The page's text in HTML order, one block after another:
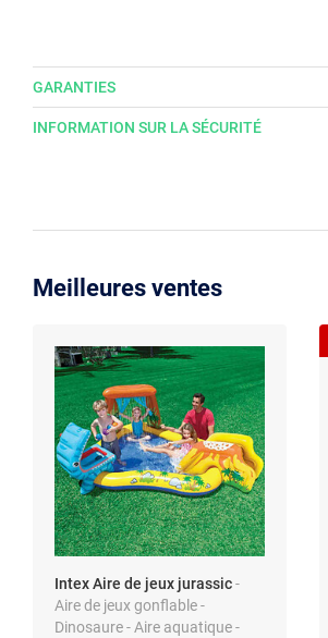
GARANTIES
INFORMATION SUR LA SÉCURITÉ
Meilleures ventes
Intex Aire de jeux jurassic-
Aire de jeux gonflable -
Dinosaure - Aire aquatique -